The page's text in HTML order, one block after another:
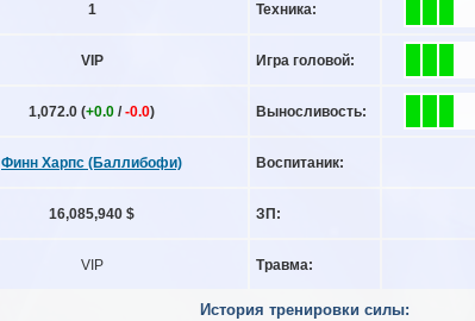
1 Техника:
VIP Игра головой:
1,072.0 (+0.0 /-0.0) Выносливость:
Финн Харпс (Баллибофи) Воспитаник:
16,085,940 $ ЗП:
VIP Травма:
История тренировки силы: